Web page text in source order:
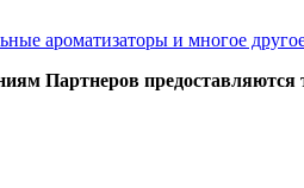
ароматизаторы и многое
Партнеров предоставляются